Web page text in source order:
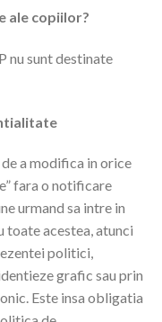
ale copiilor?
nu sunt destinate
a modifica in orice
fara o notificare
urmand sa intre in
toate acestea, atunci
politici,
grafic sau prin
Este insa obligatia